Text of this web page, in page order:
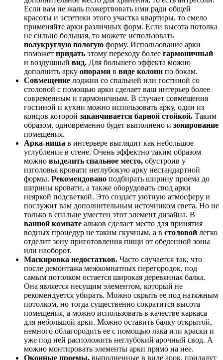
Если вам не жаль пожертвовать ими ради общей
красоты и эстетики этого участка квартиры, то смело
применяйте арки различных форм. Если высота потолка
не сильно большая, то можете использовать
полукруглую пологую форму. Использование арки
поможет придать этому переходу более гармоничный
и воздушный вид. Для большего эффекта можно
дополнить арку опорами в виде колонн по бокам.
Совмещение лоджии со спальней или гостиной со
столовой с помощью арки сделает ваш интерьер более
современным и гармоничным. В случает совмещения
гостиной и кухни можно использовать арку, один из
концов которой заканчивается барной стойкой. Таким
образом, одновременно будет выполнено и зонирование
помещения.
Арка-ниша в интерьере выглядит как небольшое
углубление в стене. Очень эффектно таким образом
можно выделить спальное место, обустроив у
изголовья кровати неглубокую арку нестандартной
формы. Рекомендовано подбирать ширину проема до
ширины кровати, а также оборудовать свод арки
неяркой подсветкой. Это создаст уютную атмосферу и
послужит вам дополнительным источником света. Но не
только в спальне уместен этот элемент дизайна. В
ванной комнате альков сделает место для принятия
водных процедур не таким скучным, а в столовой легко
отделит зону приготовления пищи от обеденной зоны
или наоборот.
Маскировка недостатков. Часто случается так, что
после демонтажа межкомнатных перегородок, под
самым потолком остается широкая деревянная балка.
Она является несущим элементом, который не
рекомендуется убирать. Можно скрыть ее под натяжным
потолком, но тогда существенно сократится высота
помещения, а можно использовать в качестве каркаса
для небольшой арки. Можно оставить балку открытой,
немного облагородить ее с помощью лака или краски и
уже под ней расположить неглубокий арочный свод. А
можно монтировать элементы арки прямо на нее.
Оконные проемы, выполненные в виде арок, придадут